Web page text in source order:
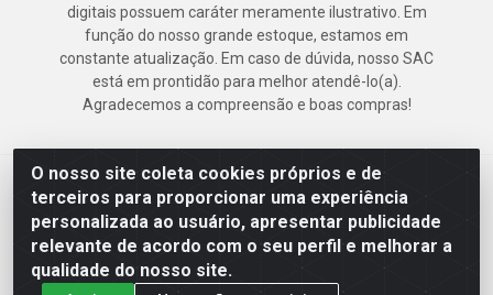
O nosso site coleta cookies próprios e de
terceiros para proporcionar uma experiência
personalizada ao usuário, apresentar publicidade
relevante de acordo com o seu perfil e melhorar a
qualidade do nosso site.
digitais possuem caráter meramente ilustrativo. Em
função do nosso grande estoque, estamos em
constante atualização. Em caso de dúvida, nosso SAC
está em prontidão para melhor atendê-lo(a).
Agradecemos a compreensão e boas compras!
Deskontão Atacado - Av. Marechal Mascarenhas de Morais, 2471 -
Imbiribeira - Recife/PE - CEP 51.150-001 - CNPJ 24.150.377/0003-
57